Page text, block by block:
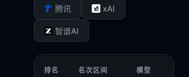
腾讯 xAI
智谱AI
排名 名次区间 模型